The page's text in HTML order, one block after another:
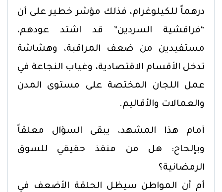
درهماً للكيلوغرام، فذلك مؤشر خطير على أن
“فراقشية السردين” قد اشتد عودهم،
مستفيدين من ضعف المراقبة، وهشاشة
تدخل الأقسام الاقتصادية، وغياب النجاعة في
عمل اللجان المختصة على مستوى المدن
والعمالات والأقاليم.
أمام هذا المشهد، يبقى السؤال معلقاً
وبإلحاح: هل من منقذ حقيقي للسوق
الرمضانية؟
أم أن المواطن سيظل الحلقة الأضعف في